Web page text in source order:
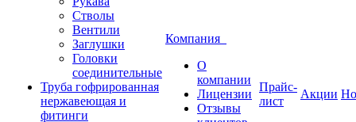
Стволы
Вентили
Заглушки
Головки
соединительные
Труба гофрированная
нержавеющая и
фитинги
Компания
О
компании
Лицензии
Отзывы
Прайс-
лист
Акции